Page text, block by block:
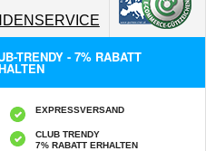
TRENDY - 7% RABATT
EXPRESSVERSAND
CLUB TRENDY
7% RABATT ERHALTEN